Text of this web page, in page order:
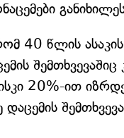
40 წლის
20%-ით
დაცემის